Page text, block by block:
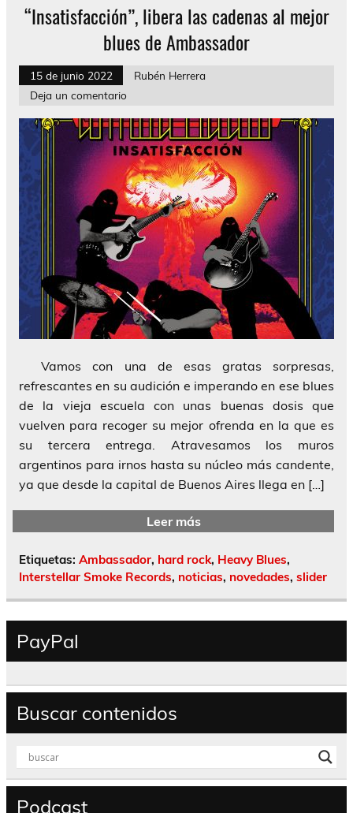
“Insatisfacción”, libera las cadenas al mejor
blues de Ambassador
15 de junio 2022
Rubén Herrera
Deja un comentario
Vamos con una de esas gratas sorpresas,
refrescantes en su audición e imperando en ese blues
de la vieja escuela con unas buenas dosis que
vuelven para recoger su mejor ofrenda en la que es
su tercera entrega. Atravesamos los muros
argentinos para irnos hasta su núcleo más candente,
ya que desde la capital de Buenos Aires llega en […]
Leer más
Etiquetas: Ambassador, hard rock, Heavy Blues,
Interstellar Smoke Records, noticias, novedades, slider
PayPal
Buscar contenidos
Podcast